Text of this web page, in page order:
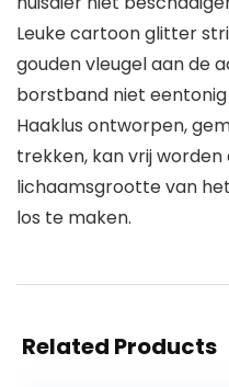
Leuke cartoon glitter
gouden vleugel aan de
borstband niet
Haaklus ontworpen,
trekken, kan vrij
lichaamsgrootte van
los te maken.
Related Products